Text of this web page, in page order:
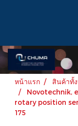
หน้าแรก สินค้าทั้
Novotechnik,
rotary position
175